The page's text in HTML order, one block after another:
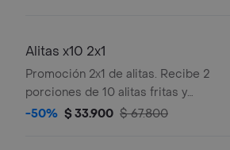
Alitas x10 2x1
Promoción 2x1 de alitas. Recibe 2
porciones de 10 alitas fritas y
salseadas.
-50% $ 33.900 $ 67.800